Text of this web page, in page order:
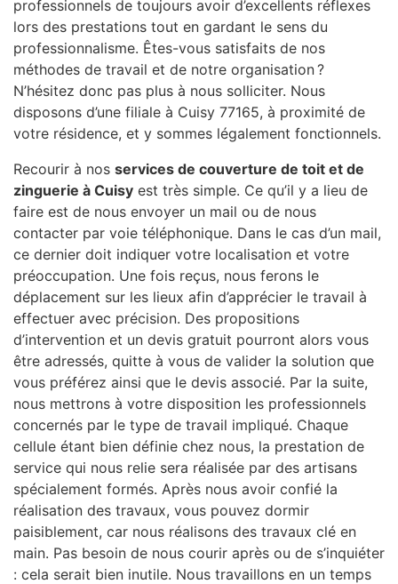
professionnels de toujours avoir d’excellents réflexes
lors des prestations tout en gardant le sens du
professionnalisme. Êtes-vous satisfaits de nos
méthodes de travail et de notre organisation ?
N’hésitez donc pas plus à nous solliciter. Nous
disposons d’une filiale à Cuisy 77165, à proximité de
votre résidence, et y sommes légalement fonctionnels.
Recourir à nos services de couverture de toit et de
zinguerie à Cuisy est très simple. Ce qu’il y a lieu de
faire est de nous envoyer un mail ou de nous
contacter par voie téléphonique. Dans le cas d’un mail,
ce dernier doit indiquer votre localisation et votre
préoccupation. Une fois reçus, nous ferons le
déplacement sur les lieux afin d’apprécier le travail à
effectuer avec précision. Des propositions
d’intervention et un devis gratuit pourront alors vous
être adressés, quitte à vous de valider la solution que
vous préférez ainsi que le devis associé. Par la suite,
nous mettrons à votre disposition les professionnels
concernés par le type de travail impliqué. Chaque
cellule étant bien définie chez nous, la prestation de
service qui nous relie sera réalisée par des artisans
spécialement formés. Après nous avoir confié la
réalisation des travaux, vous pouvez dormir
paisiblement, car nous réalisons des travaux clé en
main. Pas besoin de nous courir après ou de s’inquiéter
: cela serait bien inutile. Nous travaillons en un temps